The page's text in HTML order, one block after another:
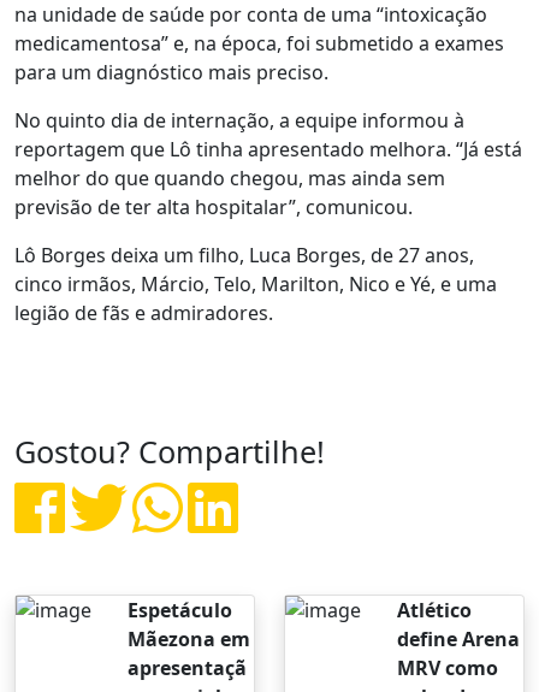
na unidade de saúde por conta de uma “intoxicação
medicamentosa” e, na época, foi submetido a exames
para um diagnóstico mais preciso.
No quinto dia de internação, a equipe informou à
reportagem que Lô tinha apresentado melhora. “Já está
melhor do que quando chegou, mas ainda sem
previsão de ter alta hospitalar”, comunicou.
Lô Borges deixa um filho, Luca Borges, de 27 anos,
cinco irmãos, Márcio, Telo, Marilton, Nico e Yé, e uma
legião de fãs e admiradores.
Gostou? Compartilhe!
Espetáculo
Mãezona em
apresentaçã
Atlético
define Arena
MRV como